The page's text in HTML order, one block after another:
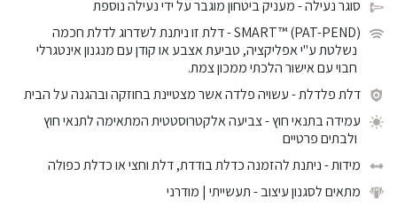
סוגר נעילה- מעניק ביטחון מוגבר על ידי נעילה נוספת
SMART™ (PAT-PEND)- דלת זו ניתנת לשדרוג לדלת חכמה
נשלטת ע"י אפליקציה, טביעת אצבע או קודן עם מנגנון אינטגרלי
חבוי עם אישור הלכתי ממכון צמת.
דלת פלדלת- עשויה פלדה אשר מצטיינת בחוזקה ובהגנה על הבית
עמידה בתנאי חוץ- צביעה אלקטרוסטטית המתאימה לתנאי חוץ
ולבתים פרטיים
מידות- ניתנת להזמנה כדלת בודדת, דלת וחצי או כדלת כפולה
מתאים לסגנון עיצוב- תעשייתי | מודרני